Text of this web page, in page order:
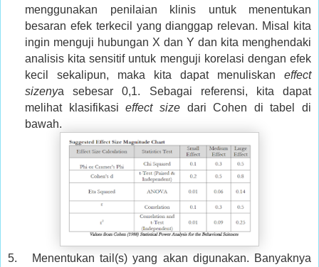
menggunakan penilaian klinis untuk menentukan
besaran efek terkecil yang dianggap relevan. Misal kita
ingin menguji hubungan X dan Y dan kita menghendaki
analisis kita sensitif untuk menguji korelasi dengan efek
kecil sekalipun, maka kita dapat menuliskan effect
sizenya sebesar 0,1. Sebagai referensi, kita dapat
melihat klasifikasieffect size dari Cohen di tabel di
bawah.
5.
Menentukan tail(s) yang akan digunakan. Banyaknya